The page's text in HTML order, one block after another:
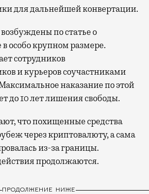
для дальнейшей конвертации.
по статье о
особо крупном размере.
сотрудников
и курьеров соучастниками
наказание по этой
до 10 лет лишения свободы.
что похищенные средства
через криптовалюту, а сама
из-за границы.
продолжаются.
ПРОДОЛЖЕНИЕ НИЖЕ